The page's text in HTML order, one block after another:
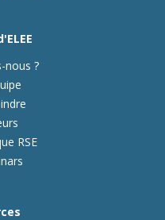
nous ?
RSE